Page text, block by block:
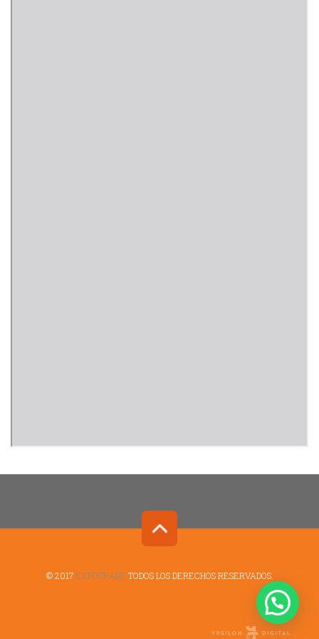
© 2017EXPOTRADE TODOS LOS DERECHOS RESERVADOS.